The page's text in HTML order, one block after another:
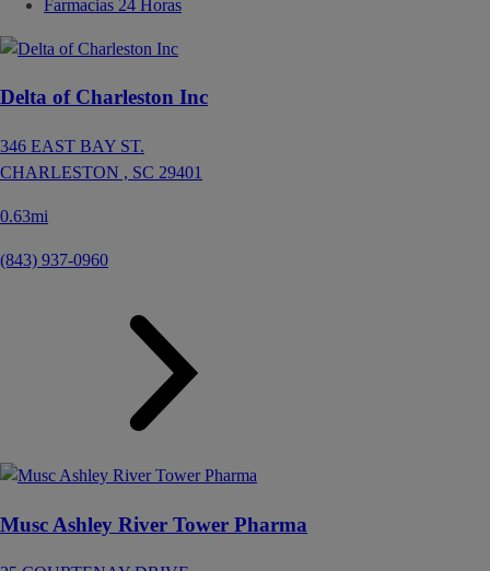
Farmacias 24 Horas
Delta of Charleston Inc
346 EAST BAY ST.
CHARLESTON , SC 29401
0.63mi
(843) 937-0960
Musc Ashley River Tower Pharma